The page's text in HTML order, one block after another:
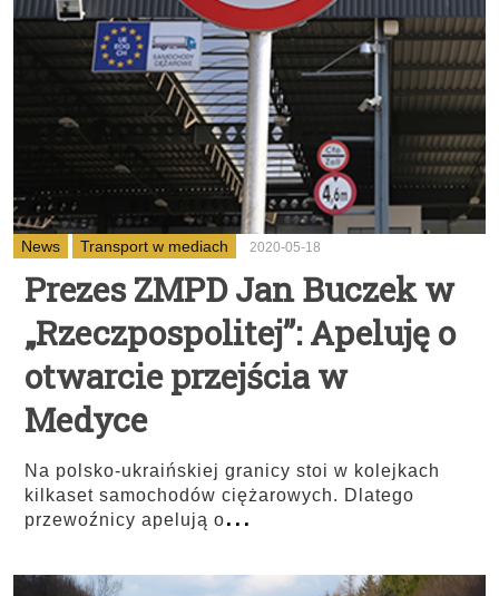
News Transport w mediach 2020-05-18
Prezes ZMPD Jan Buczek w
„Rzeczpospolitej”: Apeluję o
otwarcie przejścia w
Medyce
Na polsko-ukraińskiej granicy stoi w kolejkach
kilkaset samochodów ciężarowych. Dlatego
przewoźnicy apelują o...